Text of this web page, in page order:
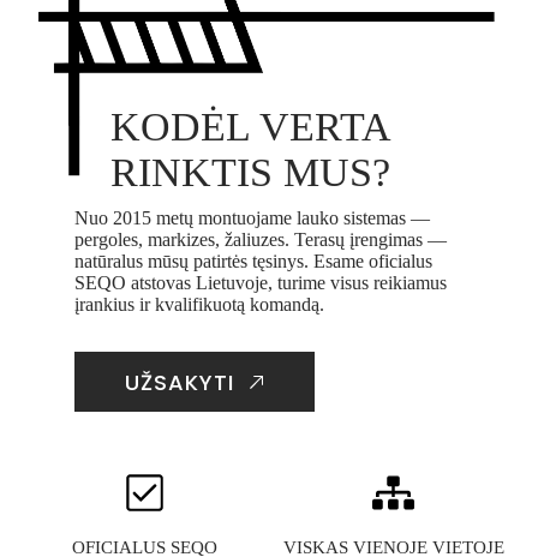
KODĖL VERTA
RINKTIS MUS?
Nuo 2015 metų montuojame lauko sistemas —
pergoles, markizes, žaliuzes. Terasų įrengimas —
natūralus mūsų patirtės tęsinys. Esame oficialus
SEQO atstovas Lietuvoje, turime visus reikiamus
įrankius ir kvalifikuotą komandą.
UŽSAKYTI
OFICIALUS SEQO VISKAS VIENOJE VIETOJE